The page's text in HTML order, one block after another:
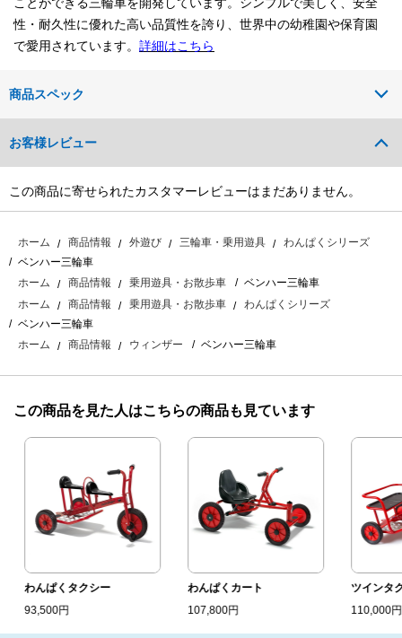
性・耐久性に優れた高い品質性を誇り、世界中の幼稚園や保育園
で愛用されています。 詳細はこちら
商品スペック
お客様レビュー
この商品に寄せられたカスタマーレビューはまだありません。
ホーム 商品情報 外遊び 三輪車・乗用遊具
わんぱくシリーズ
ベンハー三輪車
ホーム
商品情報 乗用遊具・お散歩車
ベンハー三輪車
ホーム
商品情報 乗用遊具・お散歩車
わんぱくシリーズ
ベンハー三輪車
ホーム
商品情報 ウィンザー ベンハー三輪車
この商品を見た人はこちらの商品も見ています
わんぱくタクシー
93,500円
わんぱくカート
107,800円
ツインタク
110,000円